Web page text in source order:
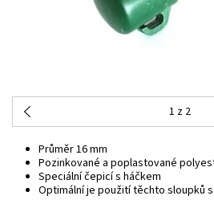
1 z 2
Průměr 16 mm
Pozinkované a poplastované
Speciální čepicí s háčkem
Optimální je použití těchto sloupků